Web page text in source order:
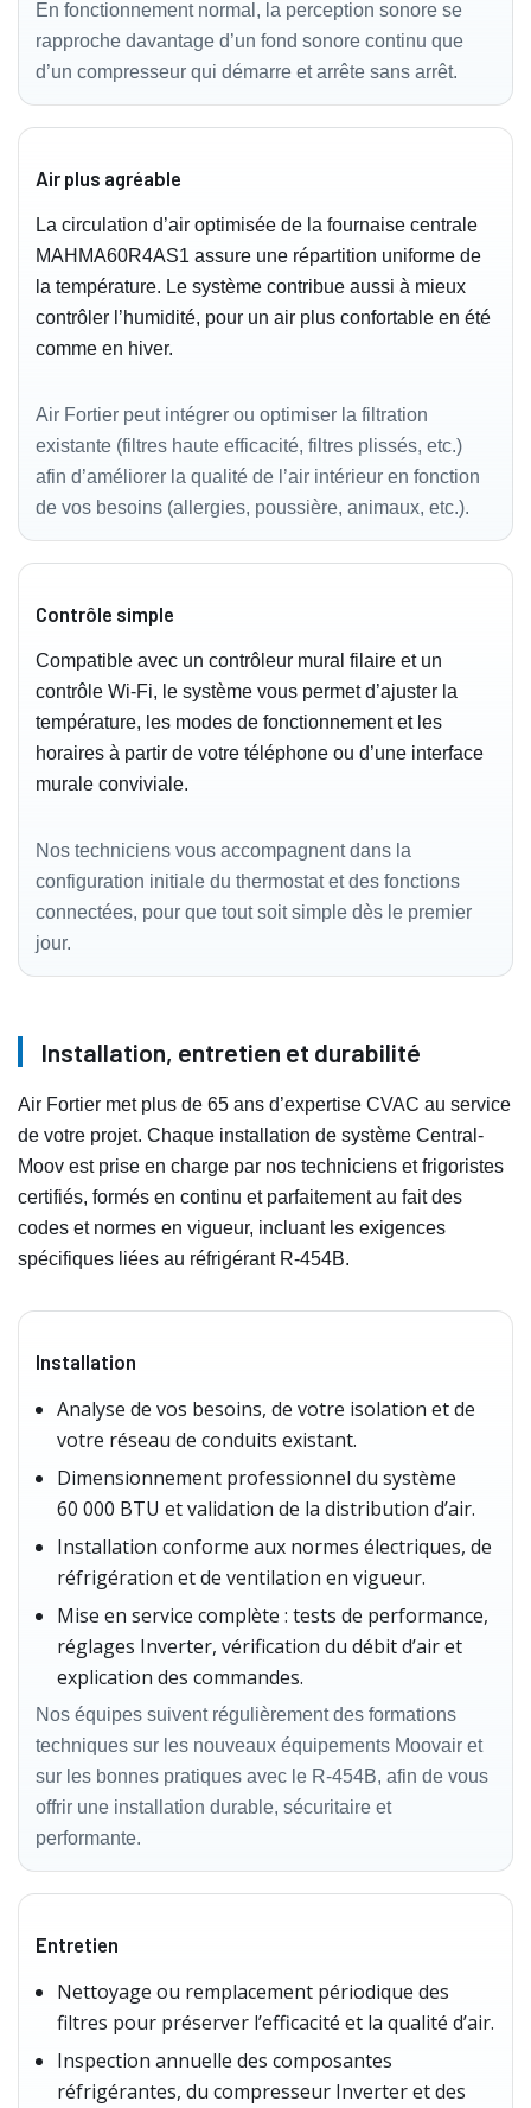
En fonctionnement normal, la perception sonore se
rapproche davantage d’un fond sonore continu que
d’un compresseur qui démarre et arrête sans arrêt.
Air plus agréable
La circulation d’air optimisée de la fournaise centrale
MAHMA60R4AS1 assure une répartition uniforme de
la température. Le système contribue aussi à mieux
contrôler l’humidité, pour un air plus confortable en été
comme en hiver.
Air Fortier peut intégrer ou optimiser la filtration
existante (filtres haute efficacité, filtres plissés, etc.)
afin d’améliorer la qualité de l’air intérieur en fonction
de vos besoins (allergies, poussière, animaux, etc.).
Contrôle simple
Compatible avec un contrôleur mural filaire et un
contrôle Wi‑Fi, le système vous permet d’ajuster la
température, les modes de fonctionnement et les
horaires à partir de votre téléphone ou d’une interface
murale conviviale.
Nos techniciens vous accompagnent dans la
configuration initiale du thermostat et des fonctions
connectées, pour que tout soit simple dès le premier
jour.
Installation, entretien et durabilité
Air Fortier met plus de 65 ans d’expertise CVAC au service
de votre projet. Chaque installation de système Central-
Moov est prise en charge par nos techniciens et frigoristes
certifiés, formés en continu et parfaitement au fait des
codes et normes en vigueur, incluant les exigences
spécifiques liées au réfrigérant R‑454B.
Installation
Analyse de vos besoins, de votre isolation et de
votre réseau de conduits existant.
Dimensionnement professionnel du système
60 000 BTU et validation de la distribution d’air.
Installation conforme aux normes électriques, de
réfrigération et de ventilation en vigueur.
Mise en service complète : tests de performance,
réglages Inverter, vérification du débit d’air et
explication des commandes.
Nos équipes suivent régulièrement des formations
techniques sur les nouveaux équipements Moovair et
sur les bonnes pratiques avec le R‑454B, afin de vous
offrir une installation durable, sécuritaire et
performante.
Entretien
Nettoyage ou remplacement périodique des
filtres pour préserver l’efficacité et la qualité d’air.
Inspection annuelle des composantes
réfrigérantes, du compresseur Inverter et des